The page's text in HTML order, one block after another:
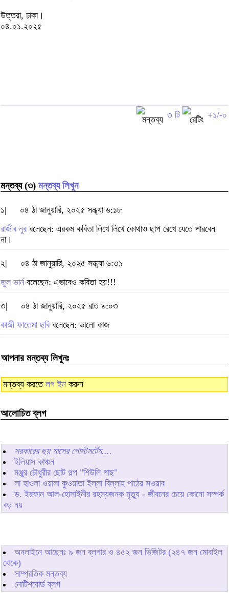
উত্তরা, ঢাকা।
০৪.০১.২০২৫
৩ টি +১/-০
মন্তব্য (৩) মন্তব্য লিখুন
১|
০৪ ঠা জানুয়ারি, ২০২৫ সন্ধ্যা ৬:১৮
রাজীব নুর বলেছেন: এরকম কবিতা লিখে লিখে কোথাও ছাপ রেখে যেতে পারবেন
না।
২|
০৪ ঠা জানুয়ারি, ২০২৫ সন্ধ্যা ৬:৩১
জুল ভার্ন বলেছেন: এভাবেও কবিতা হয়!!!
৩|
০৪ ঠা জানুয়ারি, ২০২৫ রাত ৯:০৩
কাজী ফাতেমা ছবি বলেছেন: ভালো কাজ
আপনার মন্তব্য লিখুনঃ
মন্তব্য করতে লগ ইন করুন
আলোচিত ব্লগ
সরকারের ছয় মাসের পোস্টমর্টেম....
ইলিয়াস কাঞ্চন
মঞ্জুর চৌধুরীর ছোট গল্প "শিউলি গাছ"
লা হাওলা ওয়ালা কুওয়াতা ইল্লা বিল্লাহ পাঠের সওয়াব
ড. ইরফান আল-হোসাইনীর রহস্যজনক মৃত্যু - জীবনের চেয়ে কোনো সম্পর্ক
বড় নয়
অনলাইনে আছেনঃ ৯ জন ব্লগার ও ৪৫২ জন ভিজিটর (২৪৭ জন মোবাইল
থেকে)
সাম্প্রতিক মন্তব্য
নোটিশবোর্ড ব্লগ